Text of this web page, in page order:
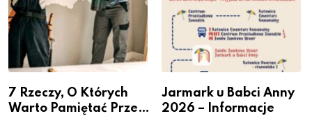
7 Rzeczy, O Których
Warto Pamiętać Przed
Jarmark u Babci Anny
2026 – Informacje